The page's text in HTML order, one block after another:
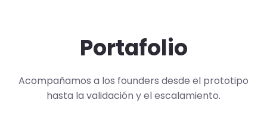
Portafolio
Acompañamos a los founders desde el prototipo
hasta la validación y el escalamiento.